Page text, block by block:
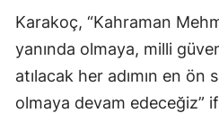
Karakoç, “Kahraman
yanında olmaya, milli
atılacak her adımın en
olmaya devam edeceğiz”